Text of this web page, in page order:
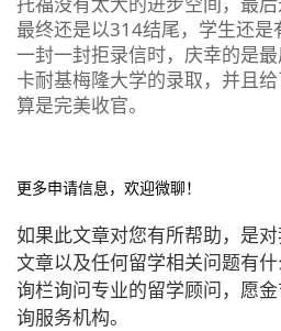
最终还是以314结尾，学生还是
一封一封拒录信时，庆幸的是
卡耐基梅隆大学的录取，并且
算是完美收官。
更多申请信息，欢迎微聊！
如果此文章对您有所帮助，是
文章以及任何留学相关问题有
询栏询问专业的留学顾问，愿
询服务机构。